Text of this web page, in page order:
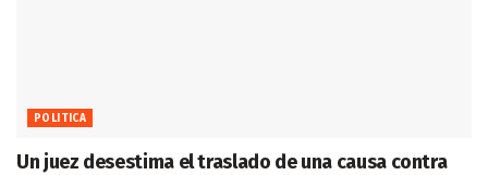
POLITICA
Un juez desestima el traslado de una causa contra